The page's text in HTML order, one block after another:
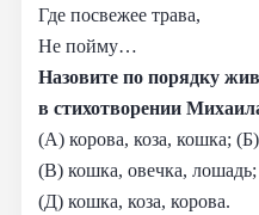
Где посвежее трава,
Не пойму…
Назовите по порядку
в стихотворении
(А) корова, коза, кошка;
(В) кошка, овечка,
(Д) кошка, коза, корова.